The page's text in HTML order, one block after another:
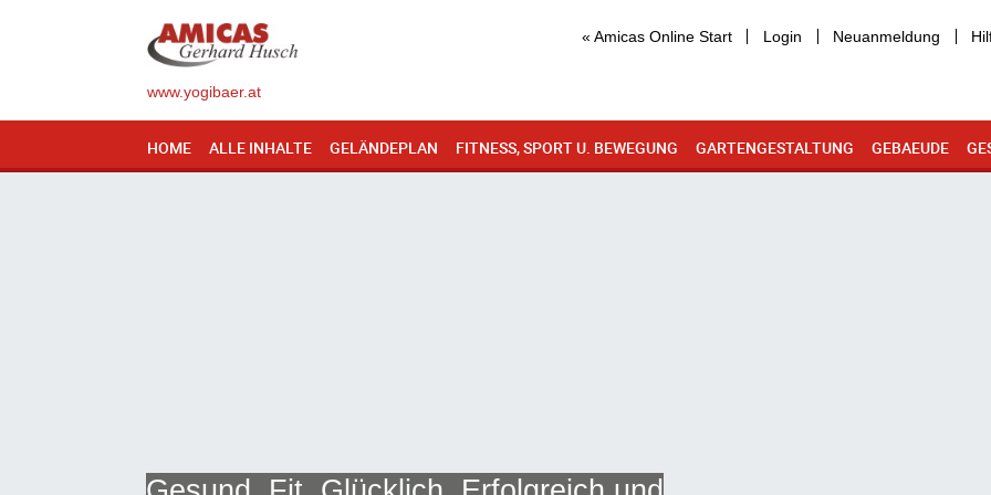
« Amicas Online Start Login Neuanmeldung
www.yogibaer.at
HOME ALLE INHALTE GELÄNDEPLAN FITNESS, SPORT U. BEWEGUNG GARTENGESTALTUNG GEBAEUDE